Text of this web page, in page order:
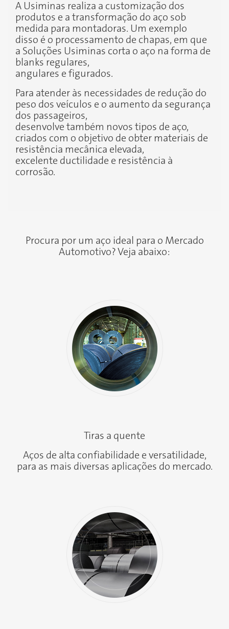
A Usiminas realiza a customização dos
produtos e a transformação do aço sob
medida para montadoras. Um exemplo
disso é o processamento de chapas, em que
a Soluções Usiminas corta o aço na forma de
blanks regulares,
angulares e figurados.
Para atender às necessidades de redução do
peso dos veículos e o aumento da segurança
dos passageiros,
desenvolve também novos tipos de aço,
criados com o objetivo de obter materiais de
resistência mecânica elevada,
excelente ductilidade e resistência à
corrosão.
Procura por um aço ideal para o Mercado
Automotivo? Veja abaixo:
Tiras a quente
Aços de alta confiabilidade e versatilidade,
para as mais diversas aplicações do mercado.